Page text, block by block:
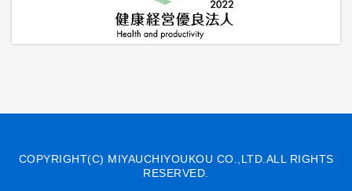
COPYRIGHT(C) MIYAUCHIYOUKOU CO.,LTD.ALL RIGHTS
RESERVED.